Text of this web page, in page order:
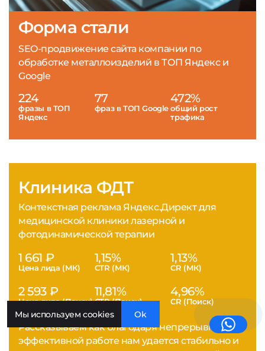
Форма стали
SEO-продвижение сайта компании по
обработке металлоизделий в ТОП Яндекс и
Google
224
фразы в ТОП
Яндекс
77
фраз в ТОП Google
472%
общий рост
трафика
Клиника ФДТ
Контекстная реклама Яндекс.Директ для
медицинской клиники лазерной и
фотодинамической терапии
1 661 ₽
Цена лида (МК)
1,15%
CTR (МК)
1,13%
CR (МК)
2 593 ₽
Цена лида (Поиск)
11,81%
CTR (Поиск)
4,96%
CR (Поиск)
Рассказываем как благодаря непрерывной
эффективной работе нам удается стабильно и
Мы используем cookies Ok